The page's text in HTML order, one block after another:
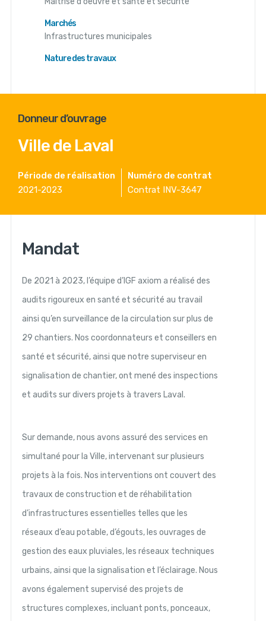
Marchés
Infrastructures municipales
Nature des travaux
Donneur d’ouvrage
Ville de Laval
Période de réalisation
2021-2023
Numéro de contrat
Contrat INV-3647
Mandat
De 2021 à 2023, l’équipe d’IGF axiom a réalisé des
audits rigoureux en santé et sécurité au travail
ainsi qu’en surveillance de la circulation sur plus de
29 chantiers. Nos coordonnateurs et conseillers en
santé et sécurité, ainsi que notre superviseur en
signalisation de chantier, ont mené des inspections
et audits sur divers projets à travers Laval.
Sur demande, nous avons assuré des services en
simultané pour la Ville, intervenant sur plusieurs
projets à la fois. Nos interventions ont couvert des
travaux de construction et de réhabilitation
d’infrastructures essentielles telles que les
réseaux d’eau potable, d’égouts, les ouvrages de
gestion des eaux pluviales, les réseaux techniques
urbains, ainsi que la signalisation et l’éclairage. Nous
avons également supervisé des projets de
structures complexes, incluant ponts, ponceaux,